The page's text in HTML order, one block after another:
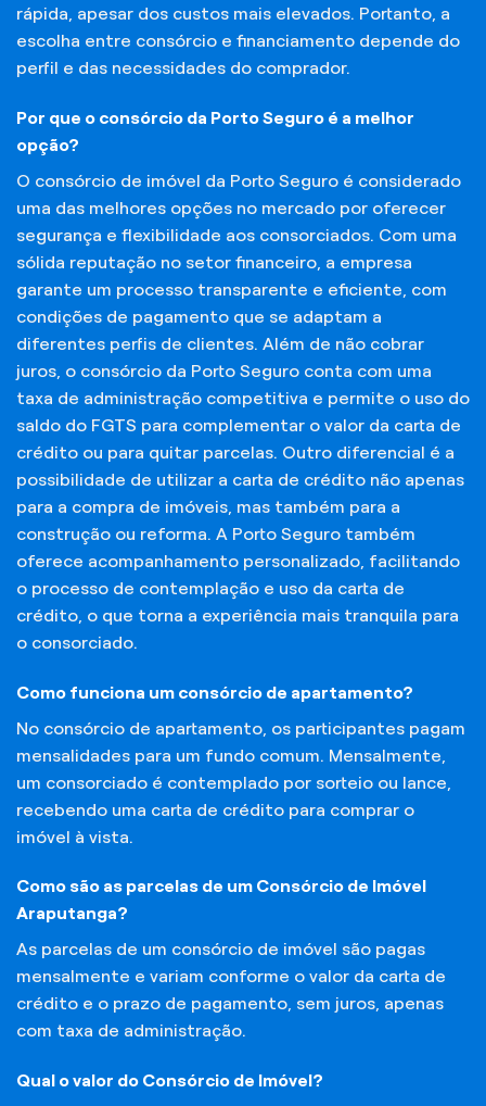
rápida, apesar dos custos mais elevados. Portanto, a
escolha entre consórcio e financiamento depende do
perfil e das necessidades do comprador.
Por que o consórcio da Porto Seguro é a melhor
opção?
O consórcio de imóvel da Porto Seguro é considerado
uma das melhores opções no mercado por oferecer
segurança e flexibilidade aos consorciados. Com uma
sólida reputação no setor financeiro, a empresa
garante um processo transparente e eficiente, com
condições de pagamento que se adaptam a
diferentes perfis de clientes. Além de não cobrar
juros, o consórcio da Porto Seguro conta com uma
taxa de administração competitiva e permite o uso do
saldo do FGTS para complementar o valor da carta de
crédito ou para quitar parcelas. Outro diferencial é a
possibilidade de utilizar a carta de crédito não apenas
para a compra de imóveis, mas também para a
construção ou reforma. A Porto Seguro também
oferece acompanhamento personalizado, facilitando
o processo de contemplação e uso da carta de
crédito, o que torna a experiência mais tranquila para
o consorciado.
Como funciona um consórcio de apartamento?
No consórcio de apartamento, os participantes pagam
mensalidades para um fundo comum. Mensalmente,
um consorciado é contemplado por sorteio ou lance,
recebendo uma carta de crédito para comprar o
imóvel à vista.
Como são as parcelas de um Consórcio de Imóvel
Araputanga?
As parcelas de um consórcio de imóvel são pagas
mensalmente e variam conforme o valor da carta de
crédito e o prazo de pagamento, sem juros, apenas
com taxa de administração.
Qual o valor do Consórcio de Imóvel?